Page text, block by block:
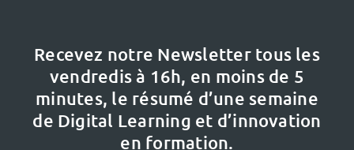
Recevez notre Newsletter tous les
vendredis à 16h, en moins de 5
minutes, le résumé d’une semaine
de Digital Learning et d’innovation
en formation.